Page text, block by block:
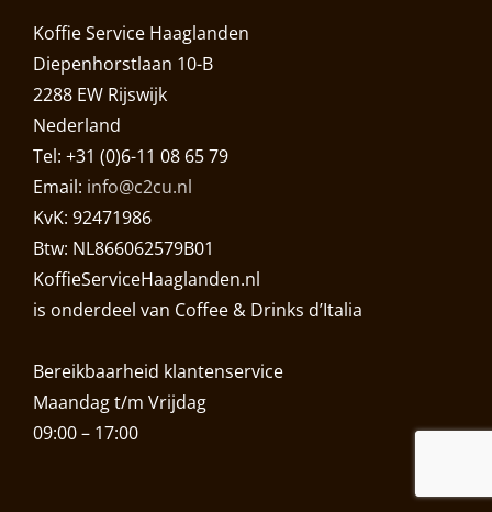
Koffie Service Haaglanden
Diepenhorstlaan 10-B
2288 EW Rijswijk
Nederland
Tel: +31 (0)6-11 08 65 79
Email: info@c2cu.nl
KvK: 92471986
Btw: NL866062579B01
KoffieServiceHaaglanden.nl
is onderdeel van Coffee & Drinks d’Italia
Bereikbaarheid klantenservice
Maandag t/m Vrijdag
09:00 – 17:00